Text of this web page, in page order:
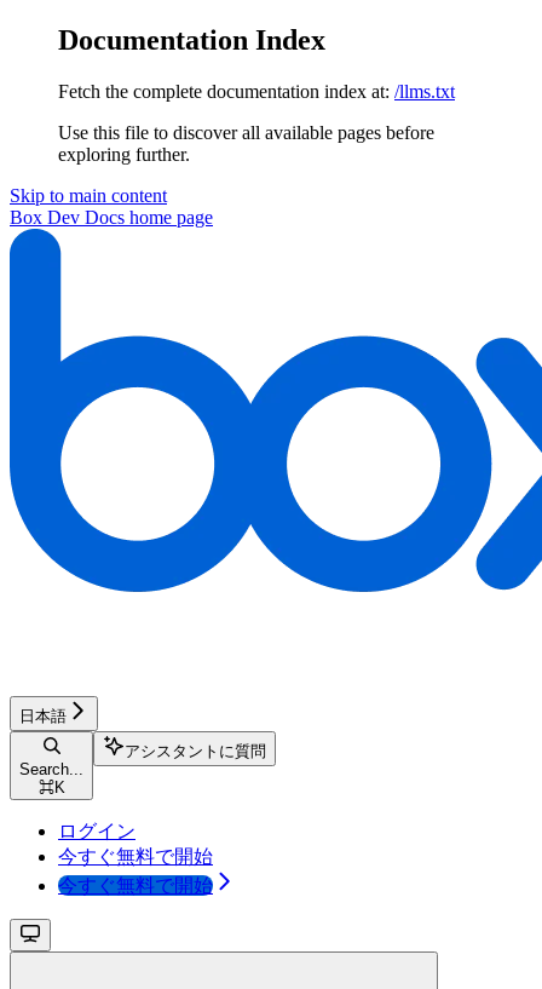
Documentation Index
Fetch the complete documentation index at: /llms.txt
Use this file to discover all available pages before
exploring further.
Skip to main content
Box Dev Docs home page
日本語
Search...
⌘K
アシスタントに質問
ログイン
今すぐ無料で開始
今すぐ無料で開始